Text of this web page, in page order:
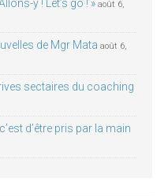
y ! Let’s go ! » août 6,
de Mgr Mata août 6,
sectaires du coaching
d’être pris par la main